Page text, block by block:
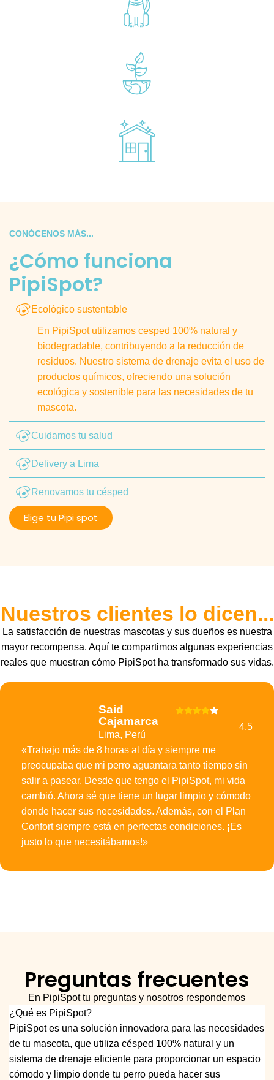
CONÓCENOS MÁS...
¿Cómo funciona
PipiSpot?
Ecológico sustentable
En PipiSpot utilizamos cesped 100% natural y
biodegradable, contribuyendo a la reducción de
residuos. Nuestro sistema de drenaje evita el uso de
productos químicos, ofreciendo una solución
ecológica y sostenible para las necesidades de tu
mascota.
Cuidamos tu salud
Delivery a Lima
Renovamos tu césped
Elige tu Pipi spot
Nuestros clientes lo dicen...
La satisfacción de nuestras mascotas y sus dueños es nuestra
mayor recompensa. Aquí te compartimos algunas experiencias
reales que muestran cómo PipiSpot ha transformado sus vidas.
Said
Cajamarca
Lima, Perú
4.5
«Trabajo más de 8 horas al día y siempre me
preocupaba que mi perro aguantara tanto tiempo sin
salir a pasear. Desde que tengo el PipiSpot, mi vida
cambió. Ahora sé que tiene un lugar limpio y cómodo
donde hacer sus necesidades. Además, con el Plan
Confort siempre está en perfectas condiciones. ¡Es
justo lo que necesitábamos!»
Preguntas frecuentes
En PipiSpot tu preguntas y nosotros respondemos
¿Qué es PipiSpot?
PipiSpot es una solución innovadora para las necesidades
de tu mascota, que utiliza césped 100% natural y un
sistema de drenaje eficiente para proporcionar un espacio
cómodo y limpio donde tu perro pueda hacer sus